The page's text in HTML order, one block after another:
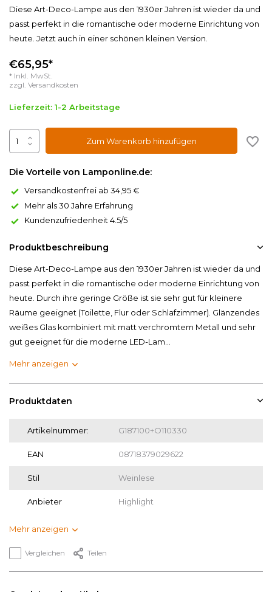
Diese Art-Deco-Lampe aus den 1930er Jahren ist wieder da und
passt perfekt in die romantische oder moderne Einrichtung von
heute. Jetzt auch in einer schönen kleinen Version.
€65,95*
* Inkl. MwSt.
zzgl. Versandkosten
Lieferzeit: 1-2 Arbeitstage
Zum Warenkorb hinzufügen
Die Vorteile von Lamponline.de:
Versandkostenfrei ab 34,95 €
Mehr als 30 Jahre Erfahrung
Kundenzufriedenheit 4.5/5
Produktbeschreibung
Diese Art-Deco-Lampe aus den 1930er Jahren ist wieder da und
passt perfekt in die romantische oder moderne Einrichtung von
heute. Durch ihre geringe Größe ist sie sehr gut für kleinere
Räume geeignet (Toilette, Flur oder Schlafzimmer). Glänzendes
weißes Glas kombiniert mit matt verchromtem Metall und sehr
gut geeignet für die moderne LED-Lam...
Mehr anzeigen
Produktdaten
Artikelnummer: G187100+O110330
EAN 08718379029622
Stil Weinlese
Anbieter Highlight
Mehr anzeigen
Vergleichen Teilen